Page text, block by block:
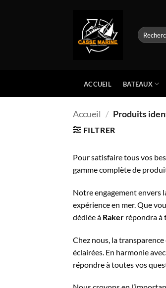
Recherche
pour :
ACCUEIL BATEAUX
Accueil / Produits
FILTRER
Pour satisfaire tous vos
gamme complète de
Notre engagement envers
expérience en mer. Que
dédiée à Raker répondra à
Chez nous, la
éclairées. En harmonie
répondre à toutes vos